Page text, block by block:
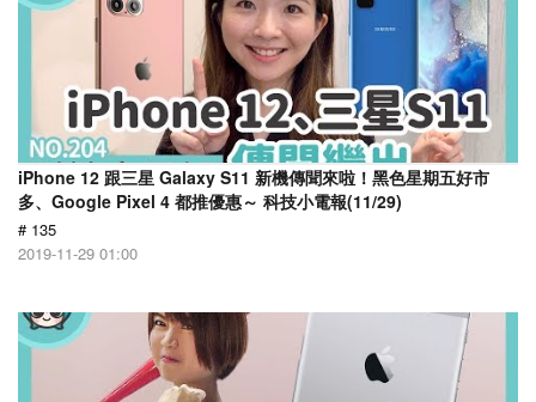
iPhone 12 跟三星 Galaxy S11 新機傳聞來啦！黑色星期五好市
多、Google Pixel 4 都推優惠～ 科技小電報(11/29)
# 135
2019-11-29 01:00